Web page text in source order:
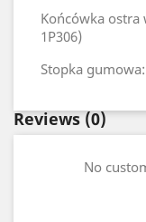
Końcówka
1P306)
Stopka
Reviews(0)
No